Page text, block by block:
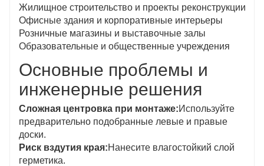
Жилищное строительство и проекты реконструкции
Офисные здания и корпоративные интерьеры
Розничные магазины и выставочные залы
Образовательные и общественные учреждения
Основные проблемы и
инженерные решения
Сложная центровка при монтаже:Используйте
предварительно подобранные левые и правые
доски.
Риск вздутия края:Нанесите влагостойкий слой
герметика.